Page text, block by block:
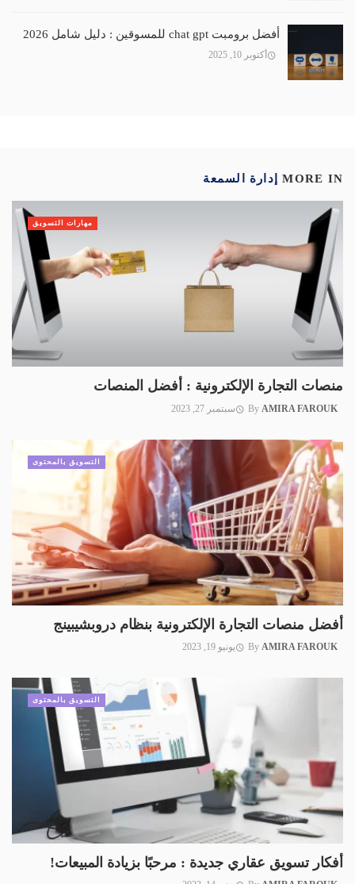
أفضل برومبت chat gpt للمسوقين : دليل شامل 2026
أكتوبر 10, 2025
MORE IN إدارة السمعة
منصات التجارة الإلكترونية : أفضل المنصات
By AMIRA FAROUK سبتمبر 27, 2023
مهارات التسويق
أفضل منصات التجارة الإلكترونية بنظام دروبشيبينج
By AMIRA FAROUK يونيو 19, 2023
التسويق بالمحتوى
أفكار تسويق عقاري جديدة : مرحبًا بزيادة المبيعات!
التسويق بالمحتوى